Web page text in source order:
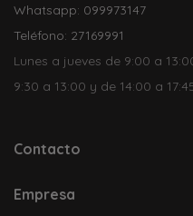
Whatsapp: 099973147
Teléfono: 27169991
Lunes a jueves de 9:00 a
9:30 a 13:00 y de 14:00 a
Contacto
Empresa